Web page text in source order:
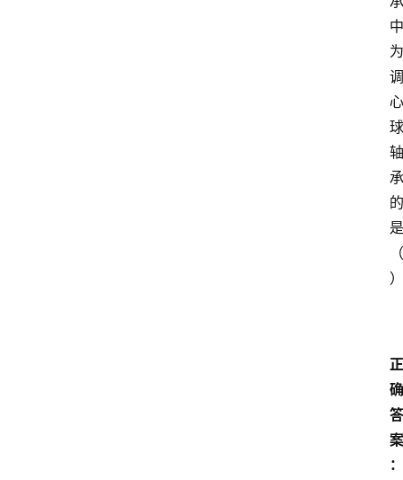
中
为
调
心
球
轴
承
的
是
（
）
正
确
答
案
：